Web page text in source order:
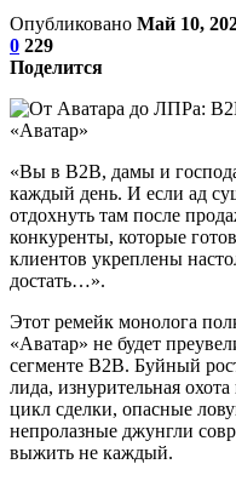
Опубликовано Май 10,
0 229
Поделится
«Вы в В2В, дамы и
каждый день. И если ад
отдохнуть там после
конкуренты, которые
клиентов укреплены
достать…».
Этот ремейк монолога
«Аватар» не будет
сегменте В2В. Буйный
лида, изнурительная
цикл сделки, опасные
непролазные джунгли
выжить не каждый.